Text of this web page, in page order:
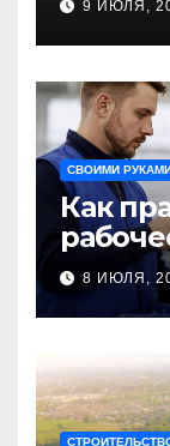
9 ИЮЛЯ,
СВОИМИ
Как
8 ИЮЛЯ,